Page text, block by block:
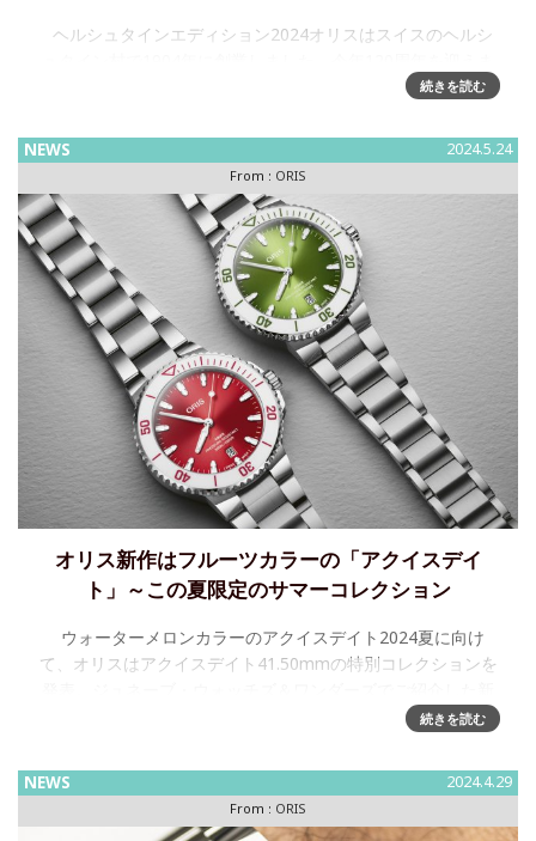
ヘルシュタインエディション2024オリスはスイスのヘルシ
す。創業当時からの独立精神が特徴です。オリスの誕生日を
続きを読む
NEWS 2024.5.24
From : ORIS
オリス新作はフルーツカラーの「アクイスデイ
ト」～この夏限定のサマーコレクション
ウォーターメロンカラーのアクイスデイト2024夏に向け
て、オリスはアクイスデイト41.50mmの特別コレクションを
世代アクイスのエルゴノミックデザインと機能を続きを読む
NEWS 2024.4.29
From : ORIS